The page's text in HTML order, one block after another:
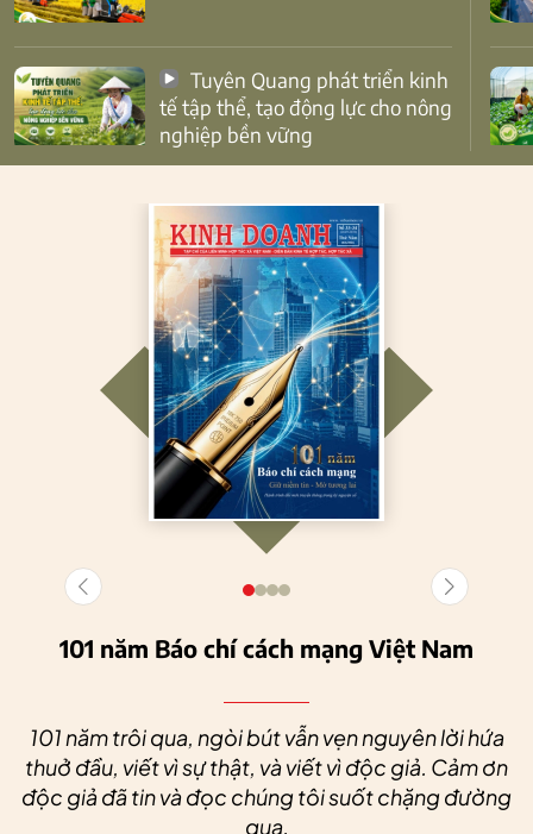
tế tập thể, tạo động lực cho nông
nghiệp bền vững
101 năm Báo chí cách mạng Việt Nam
101 năm trôi qua, ngòi bút vẫn vẹn nguyên lời hứa
thuở đầu, viết vì sự thật, và viết vì độc giả. Cảm ơn
độc giả đã tin và đọc chúng tôi suốt chặng đường
qua.